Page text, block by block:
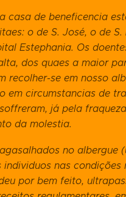
casa de beneficencia
o de S. José, o de S.
Estephania. Os
dos quaes a maior
recolher-se em nosso
em circumstancias de
já pela
da molestia.
no albergue
individuos nas condições
por bem feito,